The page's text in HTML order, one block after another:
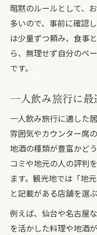
暗黙のルールとして、
多いので、事前に確認
は少量ずつ頼み、食事
ら、無理せず自分のペ
です。
一人飲み旅行に
一人飲み旅行に適した
雰囲気やカウンター席
地酒の種類が豊富かど
コミや地元の人の評判
ます。観光地では「地
と記載がある店舗を選
例えば、仙台や名古屋
を活かした料理や地酒